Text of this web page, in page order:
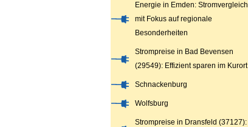
Energie in Emden: Stromvergleich
mit Fokus auf regionale
Besonderheiten
Strompreise in Bad Bevensen
(29549): Effizient sparen im Kurort
Schnackenburg
Wolfsburg
Strompreise in Dransfeld (37127):